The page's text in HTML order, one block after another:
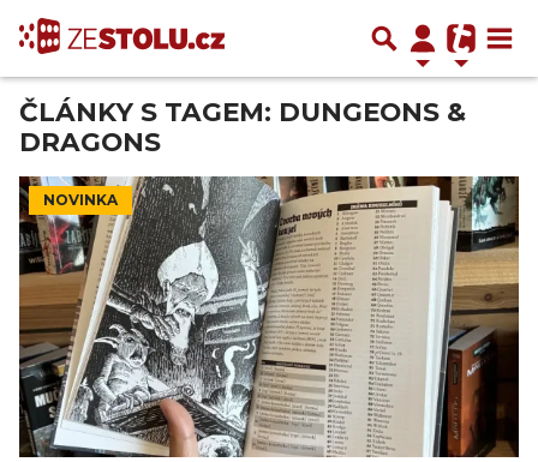
ČLÁNKY S TAGEM: DUNGEONS &
DRAGONS
NOVINKA